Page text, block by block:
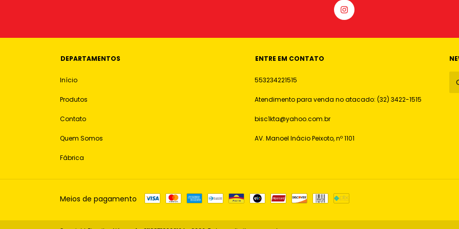
DEPARTAMENTOS
Início
Produtos
Contato
Quem Somos
Fábrica
ENTRE EM CONTATO
553234221515
Atendimento para venda no atacado: (32) 3422-1515
bisc1kta@yahoo.com.br
AV. Manoel Inácio Peixoto, nº 1101
Meios de pagamento